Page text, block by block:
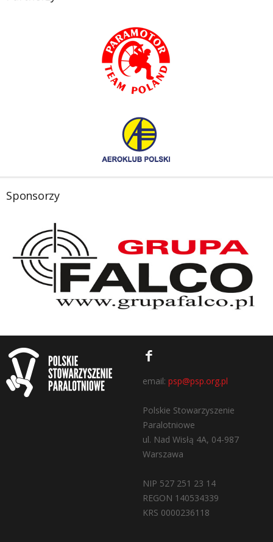
Sponsorzy
email: psp@psp.org.pl
Polskie Stowarzyszenie
Paralotniowe
ul. Nad Wisłą 4A, 04-987
Warszawa
NIP 527 251 23 14
REGON 140534339
KRS 0000236118